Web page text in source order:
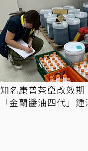
知名康普茶竄改效
「金蘭醬油四代」